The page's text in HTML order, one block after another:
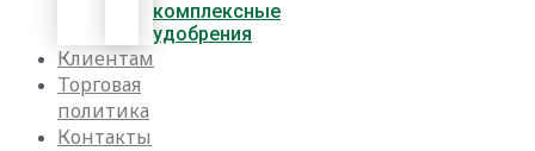
комплексные
удобрения
Клиентам
Торговая
политика
Контакты